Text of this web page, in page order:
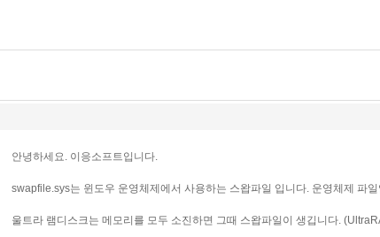
안녕하세요. 이응소프트입니다.
swapfile.sys는 윈도우 운영체제에서 사용하는 스왑파일 입니다. 운영체제 파
울트라 램디스크는 메모리를 모두 소진하면 그때 스왑파일이 생깁니다.